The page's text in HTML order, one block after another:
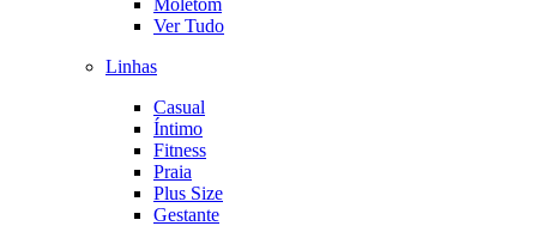
Ver Tudo
Linhas
Casual
Íntimo
Fitness
Praia
Plus Size
Gestante